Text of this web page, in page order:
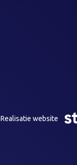
Realisatie website